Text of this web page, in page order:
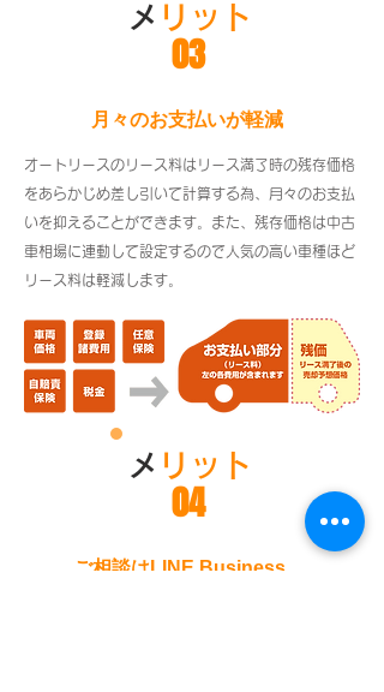
​ メリット
03
​月々のお支払いが軽減
オートリースのリース料はリース満了時の残存価格
をあらかじめ差し引いて計算する為、月々のお支払
いを抑えることができます。また、残存価格は中古
車相場に連動して設定するので人気の高い車種ほど
リース料は軽減します。
​ メリット
04
​ご相談はLINE Business